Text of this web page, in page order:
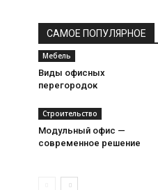
САМОЕ ПОПУЛЯРНОЕ
Мебель
Виды офисных
перегородок
Строительство
Модульный офис —
современное решение